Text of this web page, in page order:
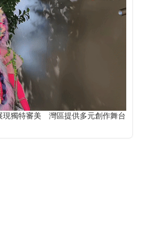
現獨特審美 灣區提供多元創作舞台